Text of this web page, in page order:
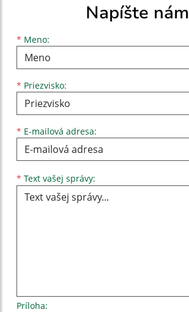
Napíšte nám
* Meno:
Meno
* Priezvisko:
Priezvisko
* E-mailová adresa:
E-mailová adresa
* Text vašej správy:
Príloha: